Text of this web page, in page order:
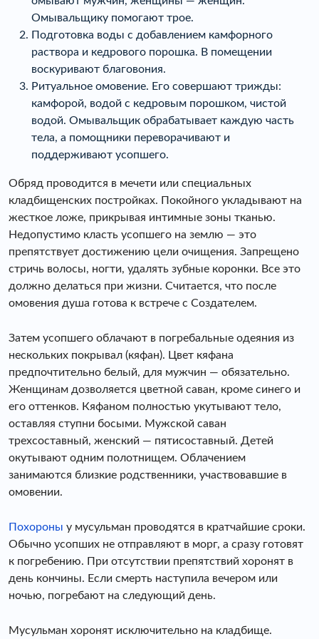
Омывальщику помогают трое.
Подготовка воды с добавлением камфорного
раствора и кедрового порошка. В помещении
воскуривают благовония.
Ритуальное омовение. Его совершают трижды:
камфорой, водой с кедровым порошком, чистой
водой. Омывальщик обрабатывает каждую часть
тела, а помощники переворачивают и
поддерживают усопшего.
Обряд проводится в мечети или специальных
кладбищенских постройках. Покойного укладывают на
жесткое ложе, прикрывая интимные зоны тканью.
Недопустимо класть усопшего на землю — это
препятствует достижению цели очищения. Запрещено
стричь волосы, ногти, удалять зубные коронки. Все это
должно делаться при жизни. Считается, что после
омовения душа готова к встрече с Создателем.
Затем усопшего облачают в погребальные одеяния из
нескольких покрывал (кяфан). Цвет кяфана
предпочтительно белый, для мужчин — обязательно.
Женщинам дозволяется цветной саван, кроме синего и
его оттенков. Кяфаном полностью укутывают тело,
оставляя ступни босыми. Мужской саван
трехсоставный, женский — пятисоставный. Детей
окутывают одним полотнищем. Облачением
занимаются близкие родственники, участвовавшие в
омовении.
Похороны у мусульман проводятся в кратчайшие сроки.
Обычно усопших не отправляют в морг, а сразу готовят
к погребению. При отсутствии препятствий хоронят в
день кончины. Если смерть наступила вечером или
ночью, погребают на следующий день.
Мусульман хоронят исключительно на кладбище.